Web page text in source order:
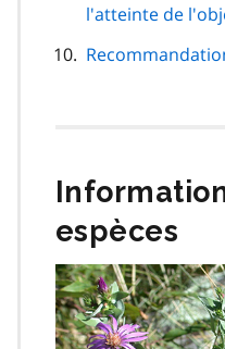
l'atteinte de
espèces